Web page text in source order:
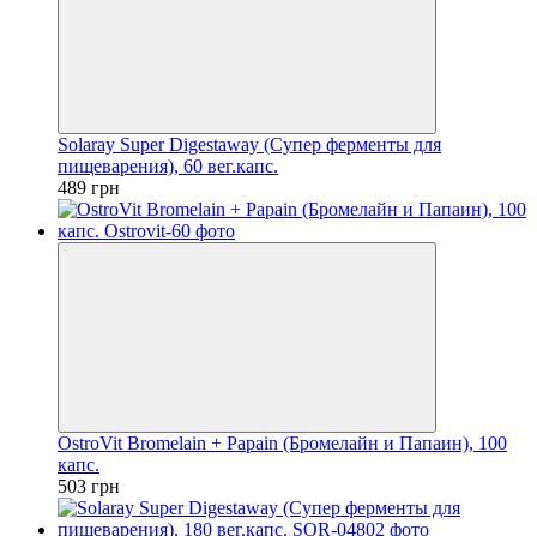
Solaray Super Digestaway (Супер ферменты для
пищеварения), 60 вег.капс.
489 грн
OstroVit Bromelain + Papain (Бромелайн и Папаин), 100
капс.
503 грн